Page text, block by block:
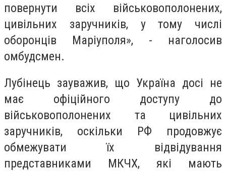
повернути всіх військовополонених,
цивільних заручників, у тому числі
оборонців Маріуполя», - наголосив
омбудсмен.
Лубінець зауважив, що Україна досі не
має офіційного доступу до
військовополонених та цивільних
заручників, оскільки РФ продовжує
обмежувати їх відвідування
представниками МКЧХ, які мають